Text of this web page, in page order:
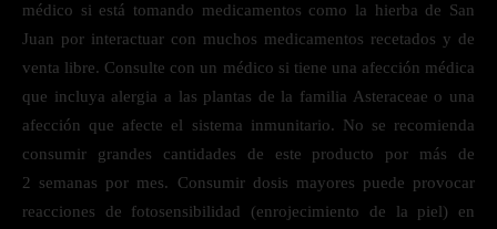
médico si está tomando medicamentos como la hierba de San
Juan por interactuar con muchos medicamentos recetados y de
venta libre. Consulte con un médico si tiene una afección médica
que incluya alergia a las plantas de la familia Asteraceae o una
afección que afecte el sistema inmunitario. No se recomienda
consumir grandes cantidades de este producto por más de
2 semanas por mes. Consumir dosis mayores puede provocar
reacciones de fotosensibilidad (enrojecimiento de la piel) en